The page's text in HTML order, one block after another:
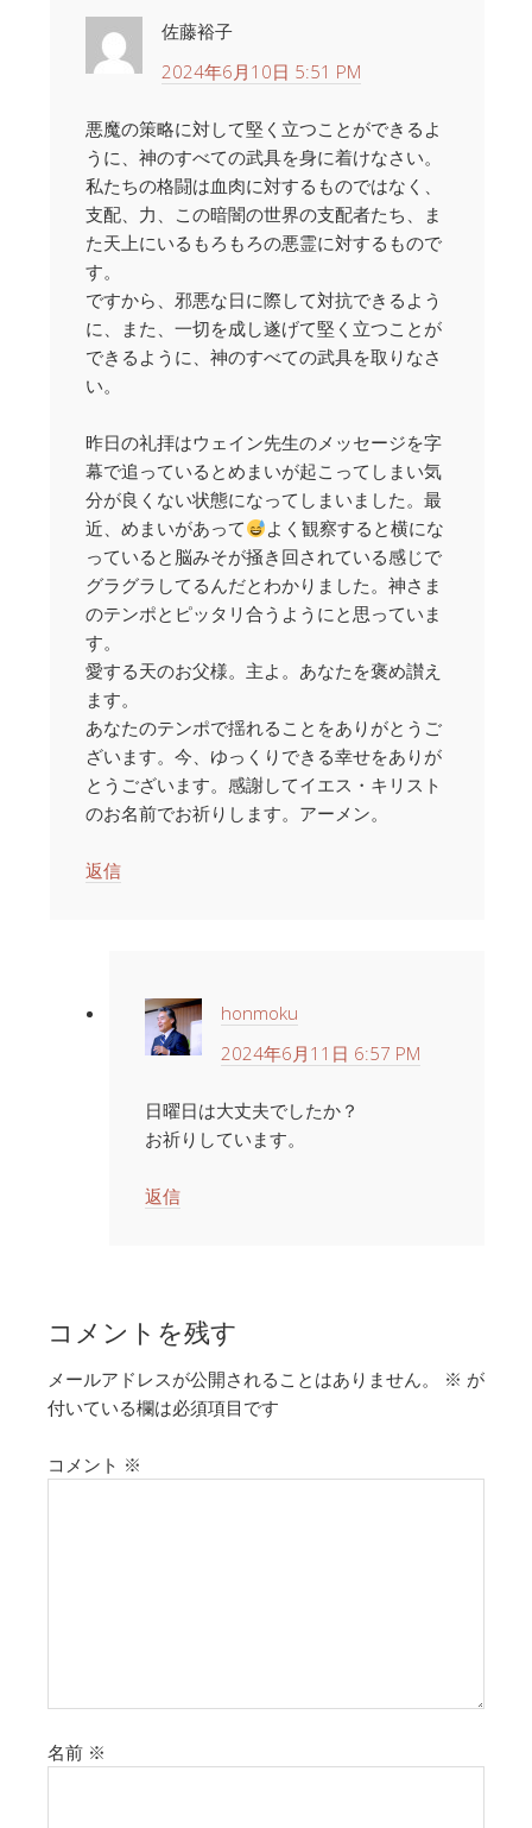
佐藤裕子
2024年6月10日 5:51 PM
悪魔の策略に対して堅く立つことができるよ
うに、神のすべての武具を身に着けなさい。
私たちの格闘は血肉に対するものではなく、
支配、力、この暗闇の世界の支配者たち、ま
た天上にいるもろもろの悪霊に対するもので
す。
ですから、邪悪な日に際して対抗できるよう
に、また、一切を成し遂げて堅く立つことが
できるように、神のすべての武具を取りなさ
い。
昨日の礼拝はウェイン先生のメッセージを字
幕で追っているとめまいが起こってしまい気
分が良くない状態になってしまいました。最
近、めまいがあって
よく観察すると横にな
っていると脳みそが掻き回されている感じで
グラグラしてるんだとわかりました。神さま
のテンポとピッタリ合うようにと思っていま
す。
愛する天のお父様。主よ。あなたを褒め讃え
ます。
あなたのテンポで揺れることをありがとうご
ざいます。今、ゆっくりできる幸せをありが
とうございます。感謝してイエス・キリスト
のお名前でお祈りします。アーメン。
返信
honmoku
2024年6月11日 6:57 PM
日曜日は大丈夫でしたか？
お祈りしています。
返信
コメントを残す
メールアドレスが公開されることはありません。 ※ が
付いている欄は必須項目です
コメント ※
名前 ※